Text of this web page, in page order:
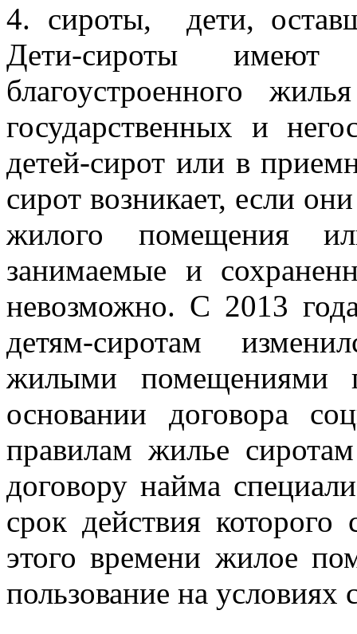
4. сироты, дети,
Дети-сироты имеют
благоустроенного
государственных и
детей-сирот или в
сирот возникает, если
жилого помещения
занимаемые и
невозможно. С 2013
детям-сиротам
жилыми помещениями
основании договора
правилам жилье
договору найма
срок действия
этого времени жилое
пользование на условиях